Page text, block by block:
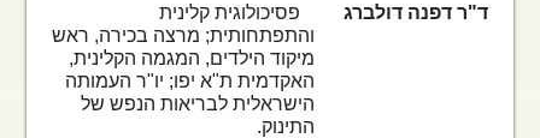
ד"ר דפנה דולברגפסיכולוגית קלינית
והתפתחותית; מרצה בכירה, ראש
מיקוד הילדים, המגמה הקלינית,
האקדמית ת"א יפו; יו"ר העמותה
הישראלית לבריאות הנפש של
התינוק.